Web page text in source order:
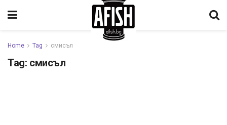
Home Tag смисъл
Tag: смисъл